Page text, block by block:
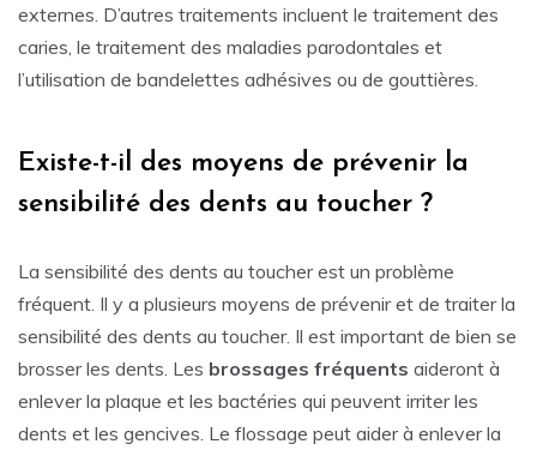
externes. D’autres traitements incluent le traitement des
caries, le traitement des maladies parodontales et
l’utilisation de bandelettes adhésives ou de gouttières.
Existe-t-il des moyens de prévenir la
sensibilité des dents au toucher ?
La sensibilité des dents au toucher est un problème
fréquent. Il y a plusieurs moyens de prévenir et de traiter la
sensibilité des dents au toucher. Il est important de bien se
brosser les dents. Les brossages fréquents aideront à
enlever la plaque et les bactéries qui peuvent irriter les
dents et les gencives. Le flossage peut aider à enlever la